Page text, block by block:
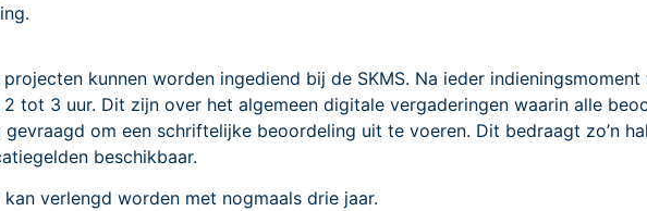
kunnen worden ingediend bij de SKMS. Na ieder
tot 3 uur. Dit zijn over het algemeen digitale vergaderingen waarin alle
om een schriftelijke beoordeling uit te voeren. Dit bedraagt zo’n
beschikbaar.
verlengd worden met nogmaals drie jaar.